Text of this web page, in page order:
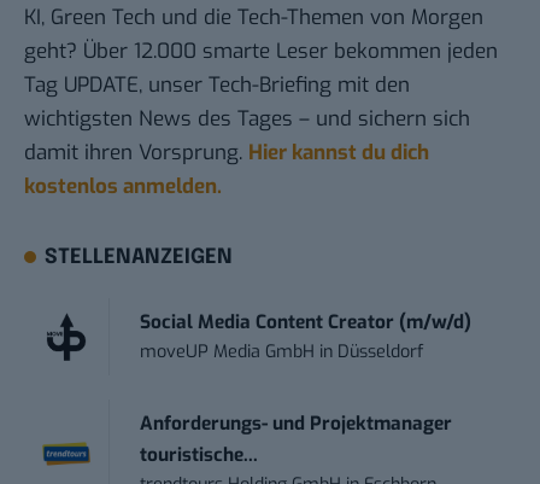
KI, Green Tech und die Tech-Themen von Morgen
geht? Über 12.000 smarte Leser bekommen jeden
Tag UPDATE, unser Tech-Briefing mit den
wichtigsten News des Tages – und sichern sich
damit ihren Vorsprung. Hier kannst du dich
kostenlos anmelden.
STELLENANZEIGEN
Social Media Content Creator (m/w/d)
moveUP Media GmbH in Düsseldorf
Anforderungs- und Projektmanager
touristische...